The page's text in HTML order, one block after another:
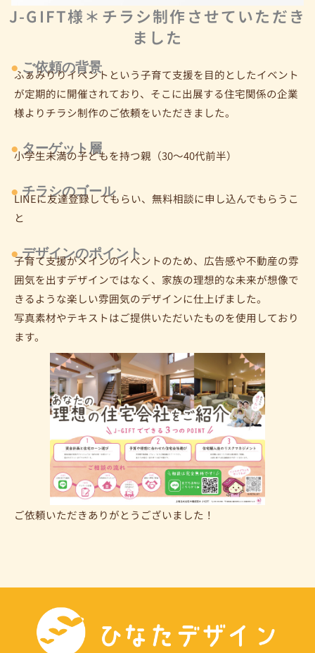
J-GIFT様＊チラシ制作させていただき
ました
●ご依頼の背景
ふぁみりりイベントという子育て支援を目的としたイベント
が定期的に開催されており、そこに出展する住宅関係の企業
様よりチラシ制作のご依頼をいただきました。
●ターゲット層
小学生未満の子どもを持つ親（30～40代前半）
●チラシのゴール
LINEに友達登録してもらい、無料相談に申し込んでもらうこ
と
●デザインのポイント
子育て支援がメインのイベントのため、広告感や不動産の雰
囲気を出すデザインではなく、家族の理想的な未来が想像で
きるような楽しい雰囲気のデザインに仕上げました。
写真素材やテキストはご提供いただいたものを使用しており
ます。
ご依頼いただきありがとうございました！